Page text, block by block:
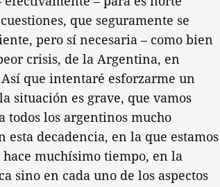
que seguramente se
pero sí necesaria – como bien
crisis, de la Argentina, en
que intentaré esforzarme un
situación es grave, que vamos
todos los argentinos mucho
decadencia, en la que estamos
muchísimo tiempo, en la
sino en cada uno de los aspectos